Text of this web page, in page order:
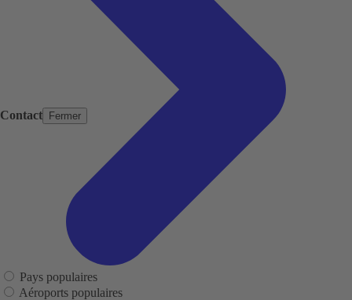
Contact Fermer
Pays populaires
Aéroports populaires